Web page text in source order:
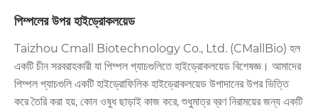
পিম্পলের উপর হাইড্রোকলয়েড
Taizhou Cmall Biotechnology Co., Ltd. (CMallBio) হল
একটি চীন সরবরাহকারী যা পিম্পল প্যাচগুলিতে হাইড্রোকলয়েড বিশেষজ্ঞ। আমাদের
পিম্পল প্যাচগুলি একটি হাইড্রোফিলিক হাইড্রোকলয়েড উপাদানের উপর ভিত্তি
করে তৈরি করা হয়, কোন ওষুধ ছাড়াই কাজ করে, শুধুমাত্র ব্রণ নিরাময়ের জন্য একটি